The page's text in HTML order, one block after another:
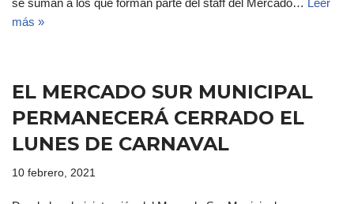
se suman a los que forman parte del staff del Mercado… Leer
más »
EL MERCADO SUR MUNICIPAL
PERMANECERÁ CERRADO EL
LUNES DE CARNAVAL
10 febrero, 2021